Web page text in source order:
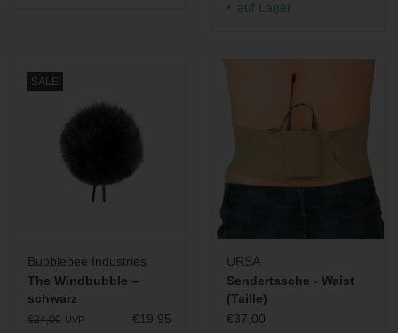
1x Software-Lizenz für Tentacle Sync Studio (Mac)
Manual Download
auf Lager
SALE
Bubblebee Industries
The Windbubble –
schwarz
€24,00 UVP €19,95
URSA
Sendertasche - Waist
(Taille)
€37,00